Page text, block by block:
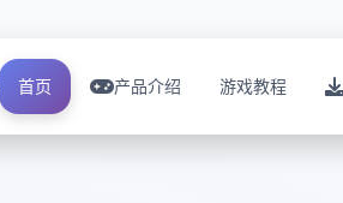
首页 产品介绍 游戏教程